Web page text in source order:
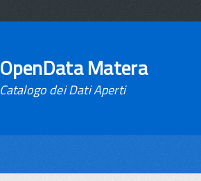
OpenData Matera
Catalogo dei Dati Aperti